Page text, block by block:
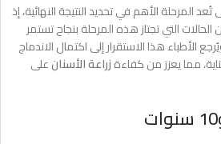
المرحلة الأهم في تحديد النتيجة النهائية، إذ
أن أكثر من 96% من الحالات التي تجتاز هذه المرحلة بنجاح تستمر
هذا الاستقرار إلى اكتمال الاندماج
مما يعزز من كفاءةزراعة الأسنانعلى